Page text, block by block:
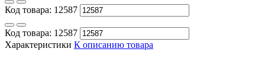
Код товара: 12587
Код товара: 12587
Характеристики К описанию товара